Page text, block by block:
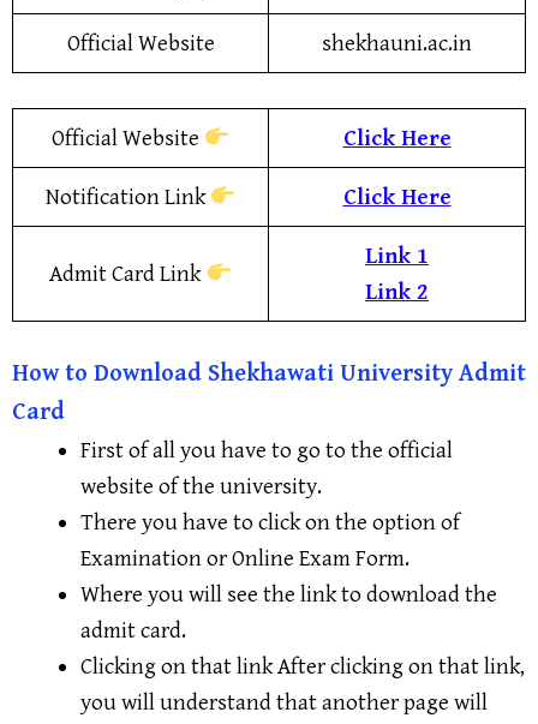
Official Website shekhauni.ac.in
Official Website Click Here
Notification Link Click Here
Admit Card Link
Link 1
Link 2
How to Download Shekhawati University Admit
Card
First of all you have to go to the official
website of the university.
There you have to click on the option of
Examination or Online Exam Form.
Where you will see the link to download the
admit card.
Clicking on that link After clicking on that link,
you will understand that another page will